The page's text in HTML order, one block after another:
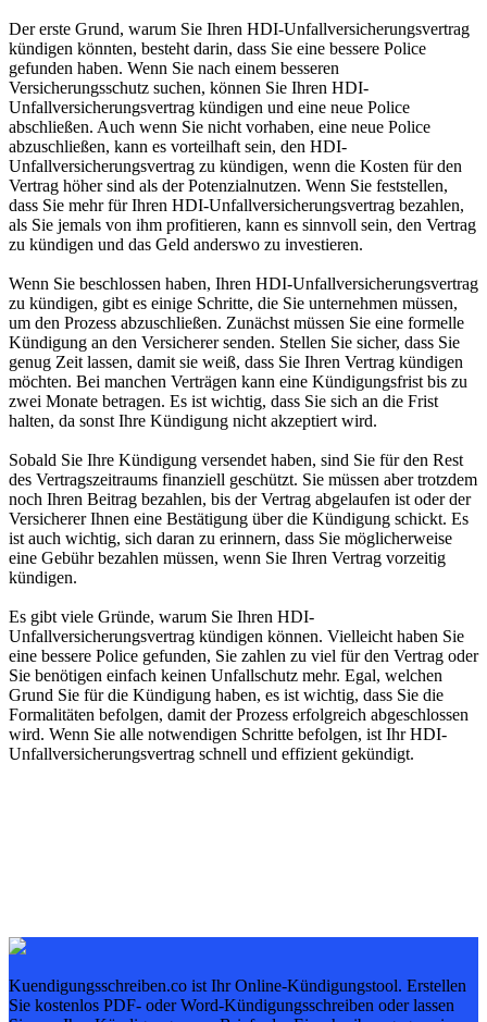
Der erste Grund, warum Sie Ihren HDI-Unfallversicherungsvertrag
kündigen könnten, besteht darin, dass Sie eine bessere Police
gefunden haben. Wenn Sie nach einem besseren
Versicherungsschutz suchen, können Sie Ihren HDI-
Unfallversicherungsvertrag kündigen und eine neue Police
abschließen. Auch wenn Sie nicht vorhaben, eine neue Police
abzuschließen, kann es vorteilhaft sein, den HDI-
Unfallversicherungsvertrag zu kündigen, wenn die Kosten für den
Vertrag höher sind als der Potenzialnutzen. Wenn Sie feststellen,
dass Sie mehr für Ihren HDI-Unfallversicherungsvertrag bezahlen,
als Sie jemals von ihm profitieren, kann es sinnvoll sein, den Vertrag
zu kündigen und das Geld anderswo zu investieren.
Wenn Sie beschlossen haben, Ihren HDI-Unfallversicherungsvertrag
zu kündigen, gibt es einige Schritte, die Sie unternehmen müssen,
um den Prozess abzuschließen. Zunächst müssen Sie eine formelle
Kündigung an den Versicherer senden. Stellen Sie sicher, dass Sie
genug Zeit lassen, damit sie weiß, dass Sie Ihren Vertrag kündigen
möchten. Bei manchen Verträgen kann eine Kündigungsfrist bis zu
zwei Monate betragen. Es ist wichtig, dass Sie sich an die Frist
halten, da sonst Ihre Kündigung nicht akzeptiert wird.
Sobald Sie Ihre Kündigung versendet haben, sind Sie für den Rest
des Vertragszeitraums finanziell geschützt. Sie müssen aber trotzdem
noch Ihren Beitrag bezahlen, bis der Vertrag abgelaufen ist oder der
Versicherer Ihnen eine Bestätigung über die Kündigung schickt. Es
ist auch wichtig, sich daran zu erinnern, dass Sie möglicherweise
eine Gebühr bezahlen müssen, wenn Sie Ihren Vertrag vorzeitig
kündigen.
Es gibt viele Gründe, warum Sie Ihren HDI-
Unfallversicherungsvertrag kündigen können. Vielleicht haben Sie
eine bessere Police gefunden, Sie zahlen zu viel für den Vertrag oder
Sie benötigen einfach keinen Unfallschutz mehr. Egal, welchen
Grund Sie für die Kündigung haben, es ist wichtig, dass Sie die
Formalitäten befolgen, damit der Prozess erfolgreich abgeschlossen
wird. Wenn Sie alle notwendigen Schritte befolgen, ist Ihr HDI-
Unfallversicherungsvertrag schnell und effizient gekündigt.
Kuendigungsschreiben.co ist Ihr Online-Kündigungstool. Erstellen
Sie kostenlos PDF- oder Word-Kündigungsschreiben oder lassen